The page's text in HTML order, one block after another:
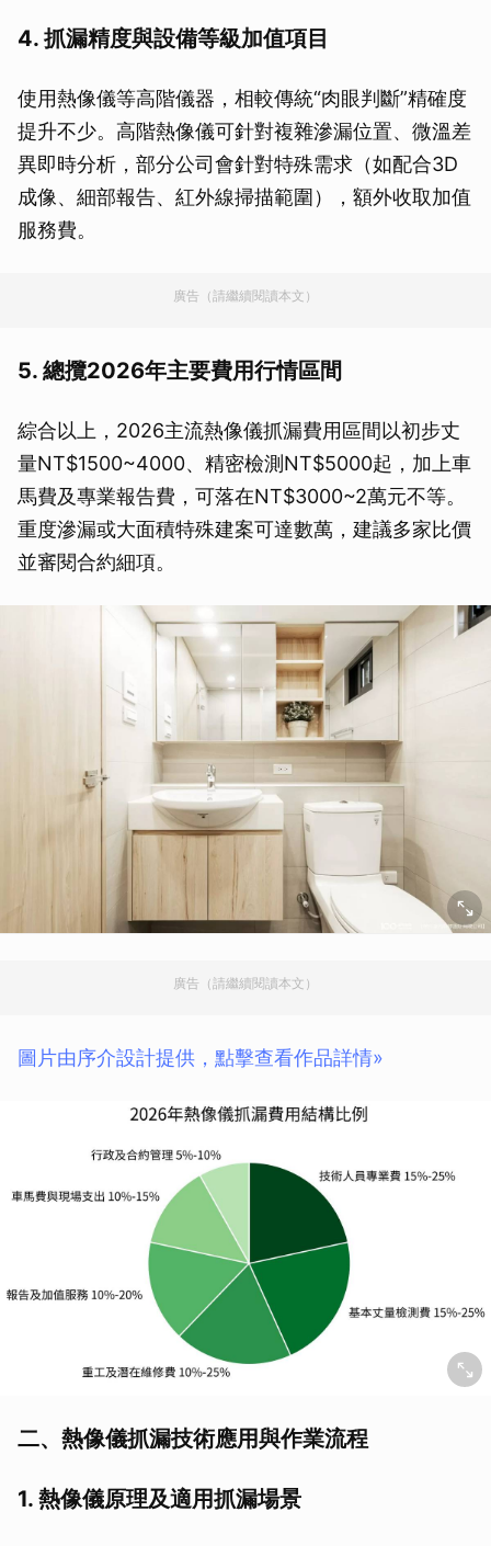
4. 抓漏精度與設備等級加值項目
使用熱像儀等高階儀器，相較傳統“肉眼判斷”精確度
提升不少。高階熱像儀可針對複雜滲漏位置、微溫差
異即時分析，部分公司會針對特殊需求（如配合3D
成像、細部報告、紅外線掃描範圍），額外收取加值
服務費。
廣告（請繼續閱讀本文）
5. 總攬2026年主要費用行情區間
綜合以上，2026主流熱像儀抓漏費用區間以初步丈
量NT$1500~4000、精密檢測NT$5000起，加上車
馬費及專業報告費，可落在NT$3000~2萬元不等。
重度滲漏或大面積特殊建案可達數萬，建議多家比價
並審閱合約細項。
廣告（請繼續閱讀本文）
圖片由序介設計提供，點擊查看作品詳情»
二、熱像儀抓漏技術應用與作業流程
1. 熱像儀原理及適用抓漏場景